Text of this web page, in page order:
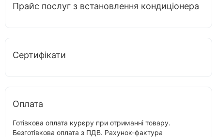
Прайс послуг з встановлення кондиціонера
Сертифікати
Оплата
Готівкова оплата курєру при отриманні товару.
Безготівкова оплата з ПДВ. Рахунок-фактура